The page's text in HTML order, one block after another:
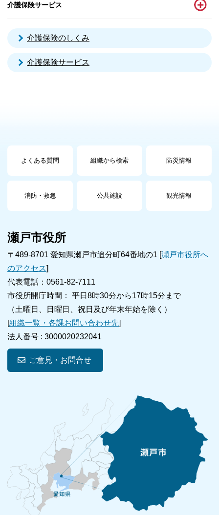
介護保険サービス
介護保険のしくみ
介護保険サービス
よくある質問 組織から検索 防災情報
消防・救急 公共施設 観光情報
瀬戸市役所
〒489-8701 愛知県瀬戸市追分町64番地の1 [瀬戸市役所へ
のアクセス]
代表電話：0561-82-7111
市役所開庁時間： 平日8時30分から17時15分まで
（土曜日、日曜日、祝日及び年末年始を除く）
[組織一覧・各課お問い合わせ先]
法人番号 : 3000020232041
ご意見・お問合せ